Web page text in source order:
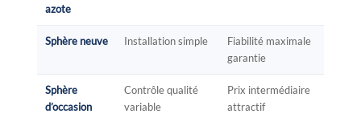
azote
Sphère neuve Installation simple
Fiabilité maximale
garantie
Sphère
d’occasion
Contrôle qualité
variable
Prix intermédiaire
attractif